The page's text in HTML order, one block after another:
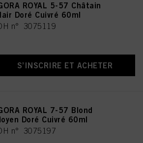
ROYAL 5-57 Châtain
Doré Cuivré 60ml
n° 3075119
S’INSCRIRE ET ACHETER
ROYAL 7-57 Blond
Doré Cuivré 60ml
n° 3075197